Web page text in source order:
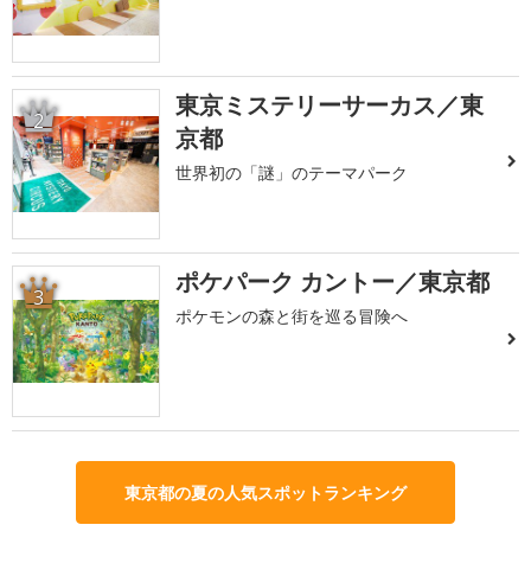
2
東京ミステリーサーカス／東
京都
世界初の「謎」のテーマパーク
3 ポケパーク カントー／東京都
ポケモンの森と街を巡る冒険へ
東京都の夏の人気スポットランキング